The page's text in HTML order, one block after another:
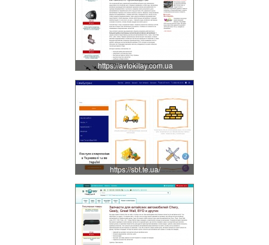
https://avtokitay.com.ua
https://sbt.te.ua/